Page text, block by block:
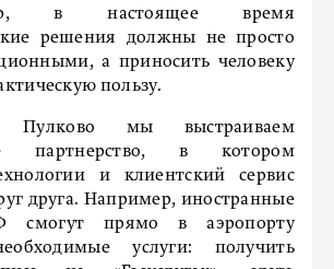
в настоящее время
решения должны не просто
а приносить человеку
пользу.
Пулково мы выстраиваем
партнерство, в котором
и клиентский сервис
друга. Например, иностранные
смогут прямо в аэропорту
услуги: получить